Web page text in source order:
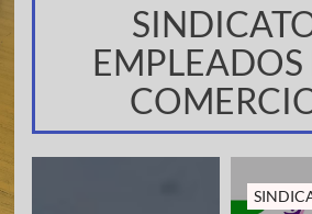
EMPLEADOS